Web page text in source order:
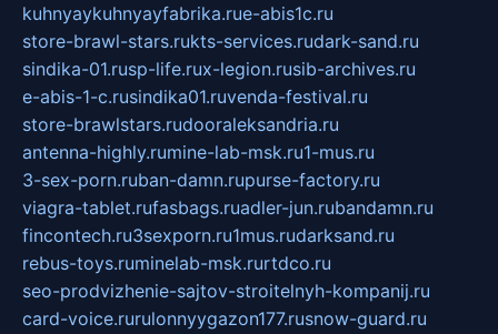
kuhnyaykuhnyayfabrika.rue-abis1c.ru
store-brawl-stars.rukts-services.rudark-sand.ru
sindika-01.rusp-life.rux-legion.rusib-archives.ru
e-abis-1-c.rusindika01.ruvenda-festival.ru
store-brawlstars.rudooraleksandria.ru
antenna-highly.rumine-lab-msk.ru1-mus.ru
3-sex-porn.ruban-damn.rupurse-factory.ru
viagra-tablet.rufasbags.ruadler-jun.rubandamn.ru
fincontech.ru3sexporn.ru1mus.rudarksand.ru
rebus-toys.ruminelab-msk.rurtdco.ru
seo-prodvizhenie-sajtov-stroitelnyh-kompanij.ru
card-voice.rurulonnyygazon177.rusnow-guard.ru